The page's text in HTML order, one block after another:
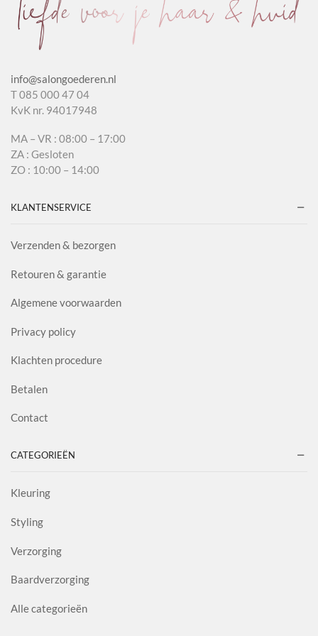
info@salongoederen.nl
T 085 000 47 04
KvK nr. 94017948
MA – VR : 08:00 – 17:00
ZA : Gesloten
ZO : 10:00 – 14:00
KLANTENSERVICE
Verzenden & bezorgen
Retouren & garantie
Algemene voorwaarden
Privacy policy
Klachten procedure
Betalen
Contact
CATEGORIEËN
Kleuring
Styling
Verzorging
Baardverzorging
Alle categorieën